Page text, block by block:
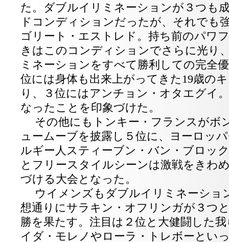
た。ダブルイリミネーションが３つも
ドコンディションだったが、それでも
ゴリート・エストレド。持ち前のパワ
きはこのコンディションでさらに光り
ミネーションをすべて勝利しての完全
位には身体も出来上がってきた19歳の
り、３位にはアンチョン・オタエグイ
なったことを印象づけた。
その他にもトンキー・フランスがボ
ュームーブを披露し５位に、ヨーロッ
ルギー人スティーブン・バン・ブロッ
とフリースタイルシーンは激戦をきわ
づける大会となった。
ウイメンズもダブルイリミネーショ
想通りにサラキン・オフリンガが３つ
勝を果たす。注目は２位と大健闘した
イダ・モレノやローラ・トレボーとい